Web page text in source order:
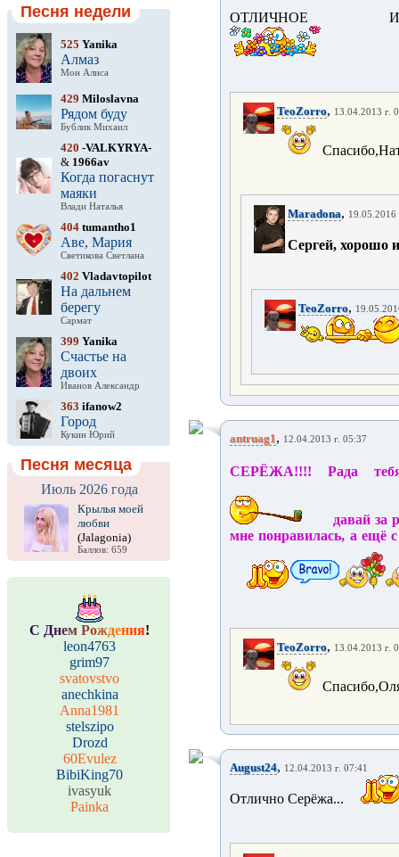
Песня недели
525 Yanika
Алмаз
Мон Алиса
429 Miloslavna
Рядом буду
Бублик Михаил
420 -VALKYRYA-
& 1966av
Когда погаснут
маяки
Влади Наталья
404 tumantho1
Аве, Мария
Светикова Светлана
402 Vladavtopilot
На дальнем
берегу
Сармат
399 Yanika
Счастье на
двоих
Иванов Александр
363 ifanow2
Город
Кукин Юрий
Песня месяца
Июль 2026 года
Крылья моей
любви
(Jalagonia)
Баллов: 659
С Днем Рождения!
leon4763
grim97
svatovstvo
anechkina
Anna1981
stelszipo
Drozd
60Evulez
BibiKing70
ivasyuk
Painka
ОТЛИЧНОЕ
TeoZorro, 13.04.2013 г.
Maradona, 19.05.2016
Сергей, хорошо
TeoZorro,
antruag1, 12.04.2013 г. 05:37
СЕРЁЖА!!!! Рада
давай за
мне понравилась, а
TeoZorro, 13.04.2013 г.
August24, 12.04.2013 г. 07:41
Отлично Серёжа...